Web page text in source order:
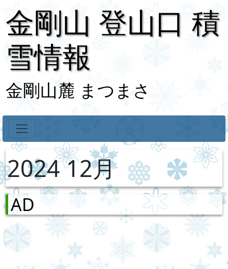
金剛山 登山口 積
雪情報
金剛山麓 まつまさ
2024 12月
AD